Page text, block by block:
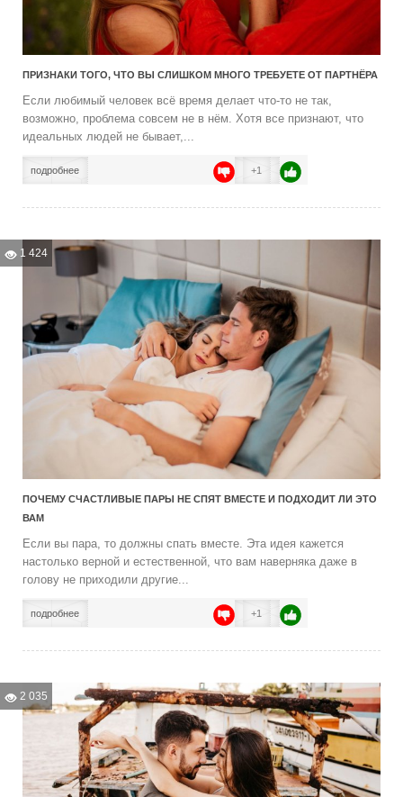
ПРИЗНАКИ ТОГО, ЧТО ВЫ СЛИШКОМ МНОГО ТРЕБУЕТЕ ОТ ПАРТНЁРА
Если любимый человек всё время делает что-то не так,
возможно, проблема совсем не в нём. Хотя все признают, что
идеальных людей не бывает,...
подробнее +1
1 424
ПОЧЕМУ СЧАСТЛИВЫЕ ПАРЫ НЕ СПЯТ ВМЕСТЕ И ПОДХОДИТ ЛИ ЭТО
ВАМ
Если вы пара, то должны спать вместе. Эта идея кажется
настолько верной и естественной, что вам наверняка даже в
голову не приходили другие...
подробнее +1
2 035